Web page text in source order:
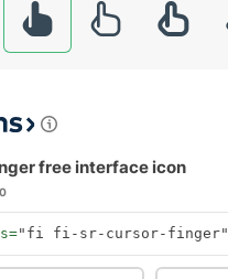
free interface icon
"fi fi-sr-cursor-finger"